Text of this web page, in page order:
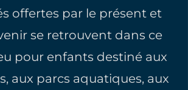
offertes par le présent et
se retrouvent dans ce
pour enfants destiné aux
aux parcs aquatiques, aux